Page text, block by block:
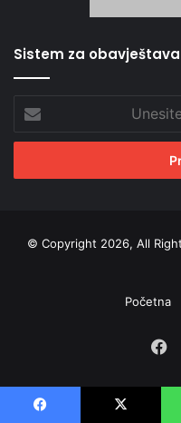
Sistem za
Email
adresu
© Copyright 2026, All
Početna